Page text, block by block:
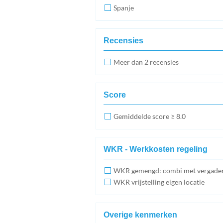
Spanje
Recensies
Meer dan 2 recensies
Score
Gemiddelde score ≥ 8.0
WKR - Werkkosten regeling
WKR gemengd: combi met
WKR vrijstelling eigen locatie
Overige kenmerken